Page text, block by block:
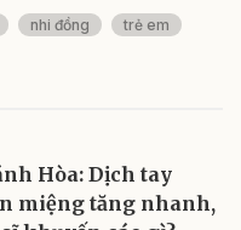
nhi đồng
trẻ em
Hòa: Dịch tay
miệng tăng nhanh,